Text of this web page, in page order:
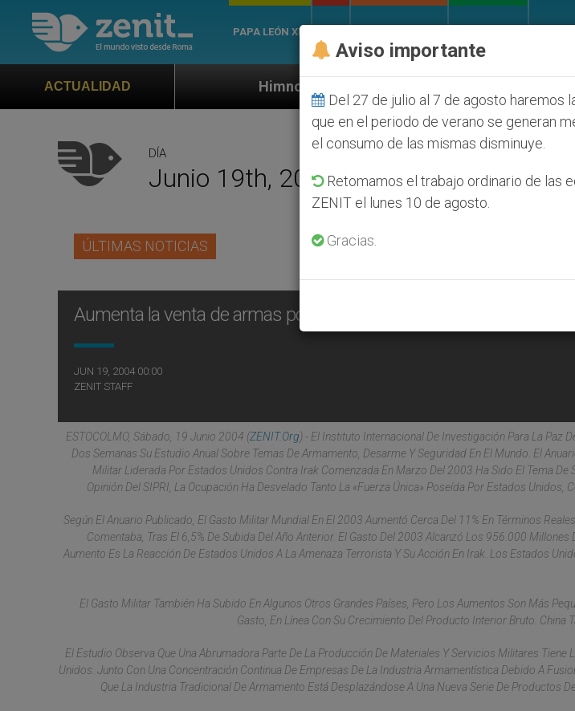
PAPA LEÓN XIV
ACTUALIDADHimno oficial de la Jornada Mundial de la Juventud Seúl 2027
DÍA
Junio 19th, 2004
ÚLTIMAS NOTICIAS
Aumenta la venta de armas por el conflicto de Irak
JUN 19, 2004 00:00
ZENIT STAFF
ESTOCOLMO, Sábado, 19 Junio 2004 (ZENIT.org).- El Instituto Internacional De Investigación Para La Paz
Dos Semanas Su Estudio Anual Sobre Temas De Armamento, Desarme Y Seguridad En El Mundo. El
Militar Liderada Por Estados Unidos Contra Irak Comenzada En Marzo Del 2003 Ha Sido El Tema De
Opinión Del SIPRI, La Ocupación Ha Desvelado Tanto La «fuerza Única» Poseída Por Estados Unidos,
Según El Anuario Publicado, El Gasto Militar Mundial En El 2003 Aumentó Cerca Del 11% En Términos
Comentaba, Tras El 6,5% De Subida Del Año Anterior. El Gasto Del 2003 Alcanzó Los 956.000
Aumento Es La Reacción De Estados Unidos A La Amenaza Terrorista Y Su Acción En Irak. Los Estados
El Gasto Militar También Ha Subido En Algunos Otros Grandes Países, Pero Los Aumentos Son Más
Gasto, En Línea Con Su Crecimiento Del Producto Interior Bruto. China
El Estudio Observa Que Una Abrumadora Parte De La Producción De Materiales Y Servicios Militares Tiene
Unidos. Junto Con Una Concentración Continua De Empresas De La Industria Armamentística Debido A
Que La Industria Tradicional De Armamento Está Desplazándose A Una Nueva Serie De Productos
Aviso importante
Del 27 de julio al 7 de agosto haremos
que en el periodo de verano se generan
el consumo de las mismas disminuye.
Retomamos el trabajo ordinario de las
ZENIT el lunes 10 de agosto.
Gracias.